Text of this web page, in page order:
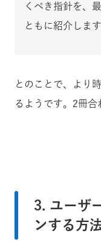
くべき指針を、
ともに紹介します
とのことで、より
るようです。2冊合
3. ユーザ
ンする方